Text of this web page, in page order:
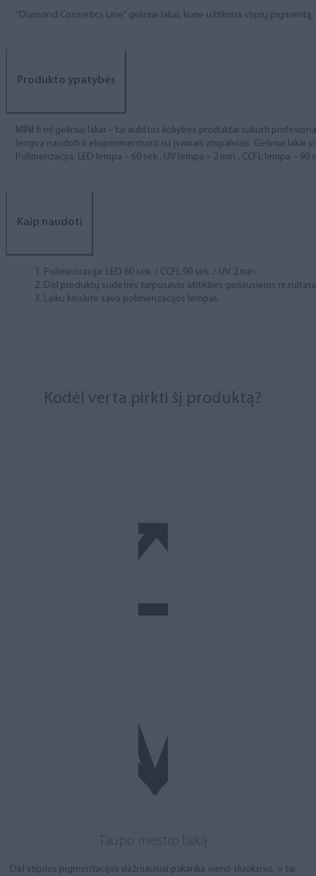
“Diamond Cosmetics Line” geliniai lakai, kurie užtikrina stiprų
Produkto ypatybės
MINI 6 ml geliniai lakai – tai aukštos kokybės produktai sukurti
lengva naudoti ir eksperimentuoti su įvairiais atspalviais. Geliniai lakai
Polimerizacija: LED lempa – 60 sek., UV lempa – 2 min., CCFL lempa – 90
Kaip naudoti
Polimerizacija: LED 60 sek. / CCFL 90 sek. / UV 2 min.
Dėl produktų sudėties tarpusavio atitikties geriausiems
Laiku keiskite savo polimerizacijos lempas.
Kodėl verta pirkti šį produktą?
Taupo meistro laiką
Dėl stiprios pigmentacijos dažniausiai pakanka vieno sluoksnio, o tai